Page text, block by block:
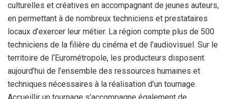
culturelles et créatives en accompagnant de jeunes auteurs,
en permettant à de nombreux techniciens et prestataires
locaux d’exercer leur métier. La région compte plus de 500
techniciens de la filière du cinéma et de l’audiovisuel. Sur le
territoire de l‘Eurométropole, les producteurs disposent
aujourd’hui de l’ensemble des ressources humaines et
techniques nécessaires à la réalisation d’un tournage.